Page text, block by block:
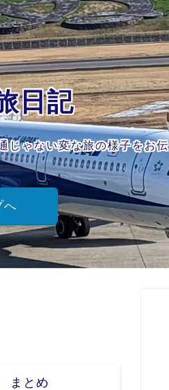
日記
じゃない変な旅の様子をお
へ
まとめ